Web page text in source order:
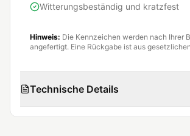
Witterungsbeständig und kratzfest
Hinweis: Die Kennzeichen werden nach Ihrer
angefertigt. Eine Rückgabe ist aus
Technische Details